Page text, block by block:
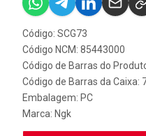
Código: SCG73
Código NCM: 85443000
Código de Barras do
Código de Barras da Caixa:
Embalagem: PC
Marca: Ngk